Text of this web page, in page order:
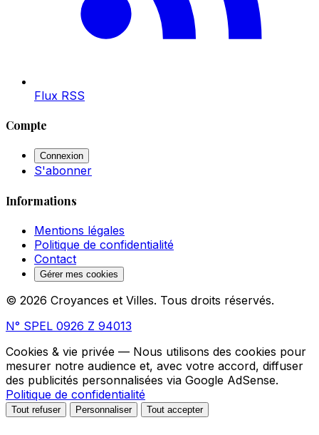
Flux RSS
Compte
Connexion
S'abonner
Informations
Mentions légales
Politique de confidentialité
Contact
Gérer mes cookies
© 2026 Croyances et Villes. Tous droits réservés.
N° SPEL 0926 Z 94013
Cookies & vie privée — Nous utilisons des cookies pour
mesurer notre audience et, avec votre accord, diffuser
des publicités personnalisées via Google AdSense.
Politique de confidentialité
Tout refuser Personnaliser Tout accepter